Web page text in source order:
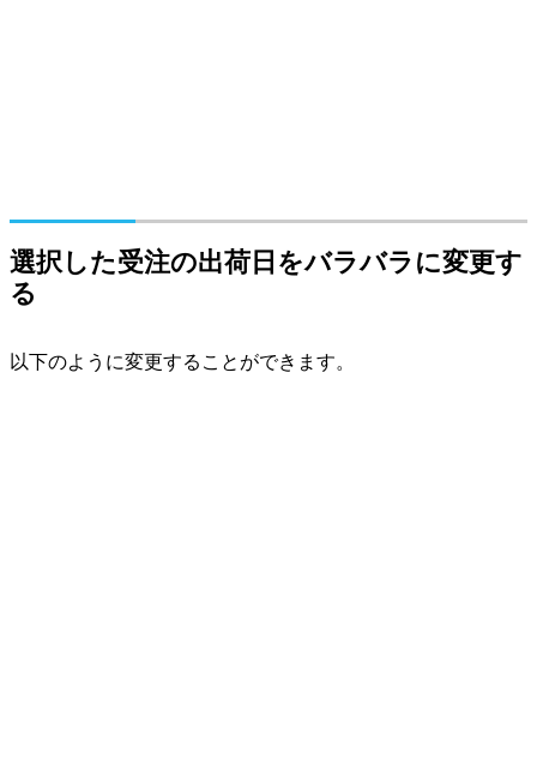
選択した受注の出荷日をバラバラに変更す
る
以下のように変更することができます。